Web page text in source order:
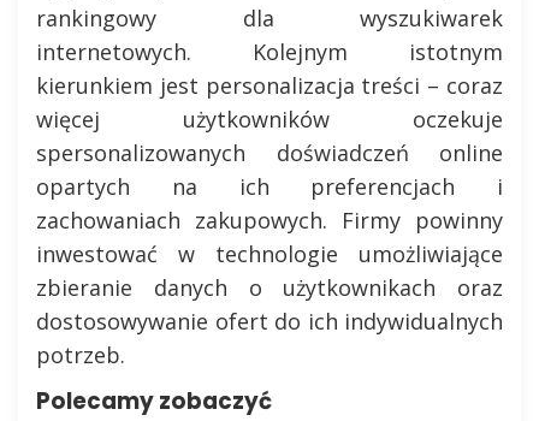
rankingowy dla wyszukiwarek
internetowych. Kolejnym istotnym
kierunkiem jest personalizacja treści – coraz
więcej użytkowników oczekuje
spersonalizowanych doświadczeń online
opartych na ich preferencjach i
zachowaniach zakupowych. Firmy powinny
inwestować w technologie umożliwiające
zbieranie danych o użytkownikach oraz
dostosowywanie ofert do ich indywidualnych
potrzeb.
Polecamy zobaczyć